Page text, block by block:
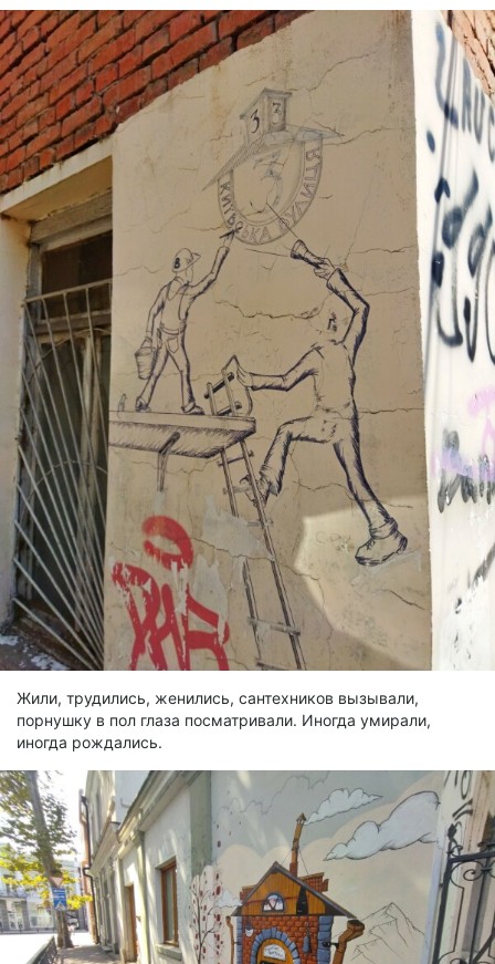
Жили, трудились, женились, сантехников вызывали,
порнушку в пол глаза посматривали. Иногда умирали,
иногда рождались.